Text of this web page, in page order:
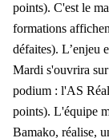
points). C'est le
formations
défaites). L’enjeu
Mardi s'ouvrira
podium : l'AS
points). L'équipe
Bamako, réalise,